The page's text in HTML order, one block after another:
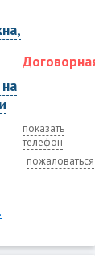
показать
телефон
пожаловаться